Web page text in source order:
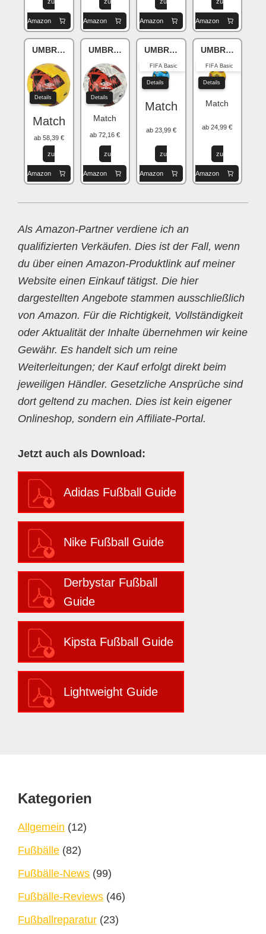
zu
Amazon
zu
Amazon
zu
Amazon
zu
Amazon
UMBRO Neo Swerve
Details
Match
ab 58,39 €
zu
Amazon
UMBRO Neo Swerve
Details
Match
ab 72,16 €
zu
Amazon
UMBRO Neo Swerve
FIFA Basic
Details
Match
ab 23,99 €
zu
Amazon
UMBRO Neo
FIFA Basic
Details
Match
ab 24,99 €
zu
Amazon
Als Amazon-Partner verdiene ich an
qualifizierten Verkäufen. Dies ist der Fall, wenn
du über einen Amazon-Produktlink auf meiner
Website einen Einkauf tätigst. Die hier
dargestellten Angebote stammen ausschließlich
von Amazon. Für die Richtigkeit, Vollständigkeit
oder Aktualität der Inhalte übernehmen wir keine
Gewähr. Es handelt sich um reine
Weiterleitungen; der Kauf erfolgt direkt beim
jeweiligen Händler. Gesetzliche Ansprüche sind
dort geltend zu machen. Dies ist kein eigener
Onlineshop, sondern ein Affiliate-Portal.
Jetzt auch als Download:
Adidas Fußball Guide
Nike Fußball Guide
Derbystar Fußball
Guide
Kipsta Fußball Guide
Lightweight Guide
Footer
Kategorien
Allgemein (12)
Fußbälle (82)
Fußbälle-News (99)
Fußbälle-Reviews (46)
Fußballreparatur (23)